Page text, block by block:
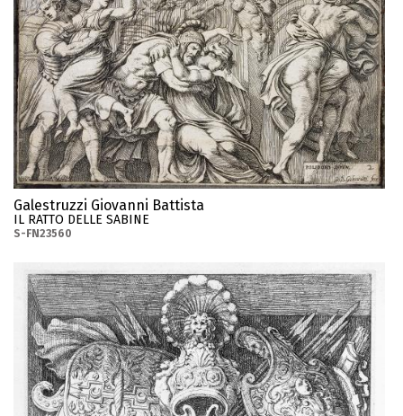
Galestruzzi Giovanni Battista
IL RATTO DELLE SABINE
S-FN23560